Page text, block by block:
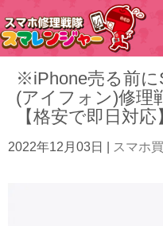
※iPhone売る前に
(アイフォン)修理
【格安で即日対応
2022年12月03日 スマホ